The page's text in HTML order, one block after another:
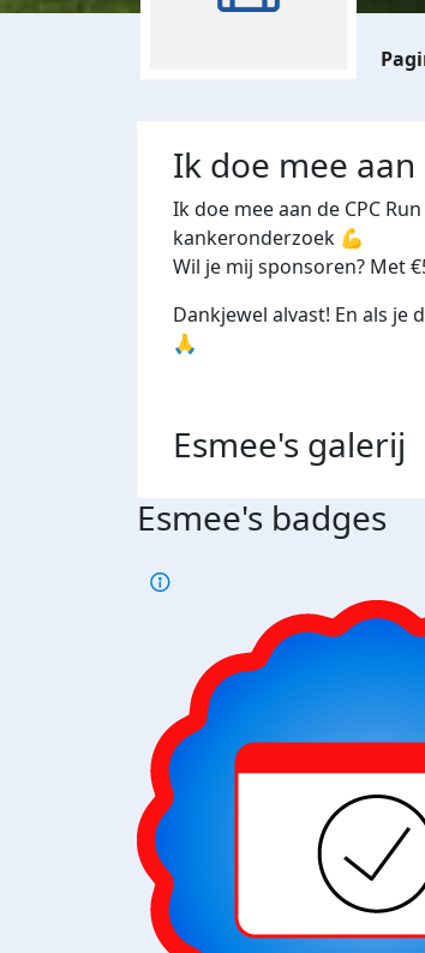
Ik doe mee
Ik doe mee aan de CPC
kankeronderzoek 💪
Wil je mij sponsoren? Met
Dankjewel alvast! En als
🙏
Esmee's galerij
Esmee's badges